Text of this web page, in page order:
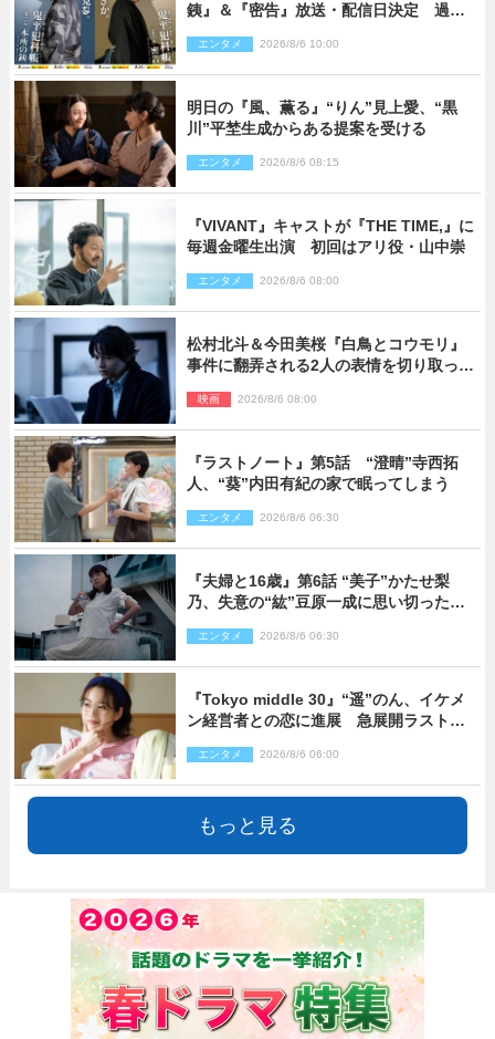
銕』＆『密告』放送・配信日決定 過去
エンタメ 2026/8/6 10:00
明日の『風、薫る』“りん”見上愛、“黒
川”平埜生成からある提案を受ける
エンタメ 2026/8/6 08:15
『VIVANT』キャストが『THE TIME,』に
毎週金曜生出演 初回はアリ役・山中崇
エンタメ 2026/8/6 08:00
松村北斗＆今田美桜『白鳥とコウモリ』
事件に翻弄される2人の表情を切り取った
映画 2026/8/6 08:00
『ラストノート』第5話 “澄晴”寺西拓
人、“葵”内田有紀の家で眠ってしまう
エンタメ 2026/8/6 06:30
『夫婦と16歳』第6話 “美子”かたせ梨
乃、失意の“紘”豆原一成に思い切ったプ
エンタメ 2026/8/6 06:30
『Tokyo middle 30』“遥”のん、イケメ
ン経営者との恋に進展 急展開ラストに
エンタメ 2026/8/6 06:00
もっと見る